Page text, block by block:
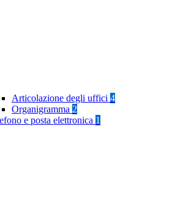
Articolazione degli uffici 4
Organigramma 2
e posta elettronica 1